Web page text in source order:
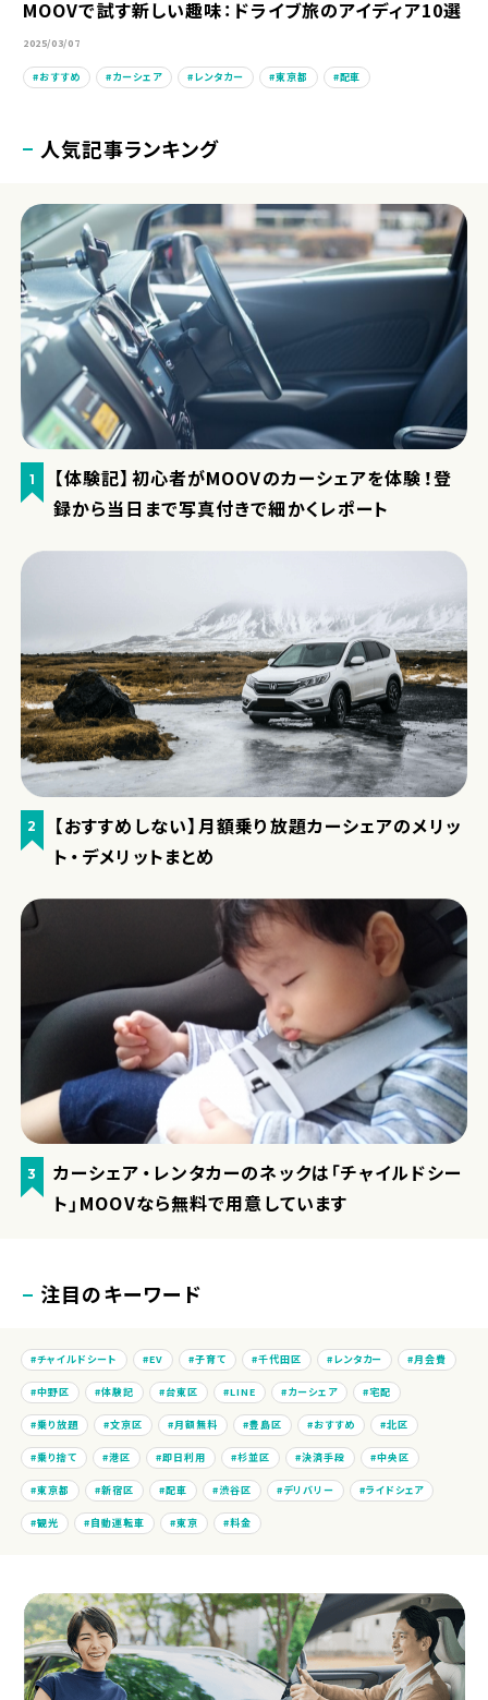
MOOVで試す新しい趣味：ドライブ旅のアイディア10選
2025/03/07
おすすめ カーシェア レンタカー 東京都 配車
人気記事ランキング
1
【体験記】初心者がMOOVのカーシェアを体験！登
録から当日まで写真付きで細かくレポート
2
【おすすめしない】月額乗り放題カーシェアのメリッ
ト・デメリットまとめ
3
カーシェア・レンタカーのネックは「チャイルドシー
ト」MOOVなら無料で用意しています
注目のキーワード
チャイルドシート EV 子育て 千代田区 レンタカー 月会費
中野区 体験記 台東区 LINE カーシェア 宅配
乗り放題 文京区 月額無料 豊島区 おすすめ 北区
乗り捨て 港区 即日利用 杉並区 決済手段 中央区
東京都 新宿区 配車 渋谷区 デリバリー ライドシェア
観光 自動運転車 東京 料金